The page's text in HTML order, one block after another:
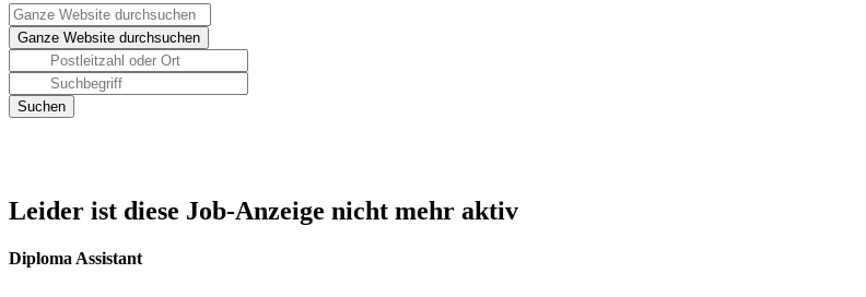
Leider ist diese Job-Anzeige nicht mehr aktiv
Diploma Assistant